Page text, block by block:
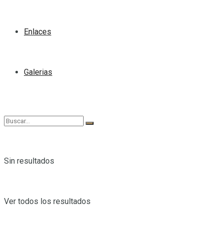
Enlaces
Galerias
Sin resultados
Ver todos los resultados